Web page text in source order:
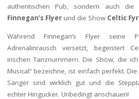
authentischen Pub, sondern auch die
Finnegan’s Flyerund die Show Celtic
Während Finnegan’s Flyer seine
Adrenalinrausch versetzt, begeistert
irischen Tanznummern. Die Show, die
Musical“ bezeichne, ist einfach perfekt.
Sänger sind wirklich gut und die
echter Hingucker. Unbedingt anschauen!